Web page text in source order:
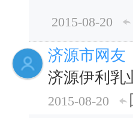
2015-08-20
济源市网友
济源伊利乳
2015-08-20